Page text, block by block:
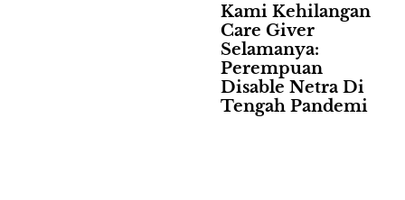
Kami Kehilangan
Care Giver
Selamanya:
Perempuan
Disable Netra Di
Tengah Pandemi